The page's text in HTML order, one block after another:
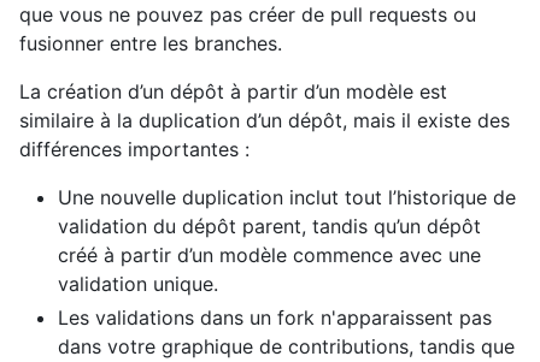
que vous ne pouvez pas créer de pull requests ou
fusionner entre les branches.
La création d’un dépôt à partir d’un modèle est
similaire à la duplication d’un dépôt, mais il existe des
différences importantes :
Une nouvelle duplication inclut tout l’historique de
validation du dépôt parent, tandis qu’un dépôt
créé à partir d’un modèle commence avec une
validation unique.
Les validations dans un fork n'apparaissent pas
dans votre graphique de contributions, tandis que